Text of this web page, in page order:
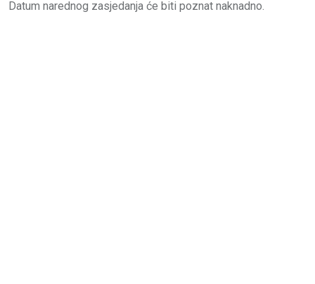
Datum narednog zasjedanja će biti poznat naknadno.